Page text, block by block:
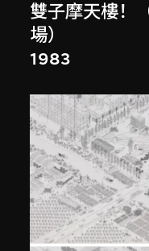
雙子摩天樓！
場）
1983